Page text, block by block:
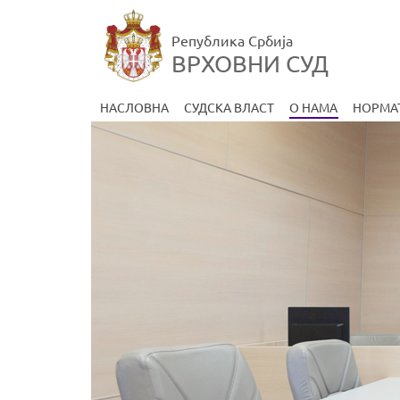
Република Србија
ВРХОВНИ СУД
НАСЛОВНА СУДСКА ВЛАСТ О НАМА